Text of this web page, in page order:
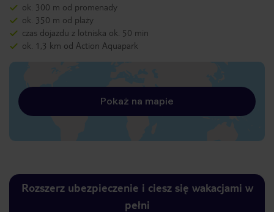
ok. 300 m od promenady
ok. 350 m od plaży
czas dojazdu z lotniska ok. 50 min
ok. 1,3 km od Action Aquapark
Pokaż na mapie
Rozszerz ubezpieczenie i ciesz się wakacjami w
pełni